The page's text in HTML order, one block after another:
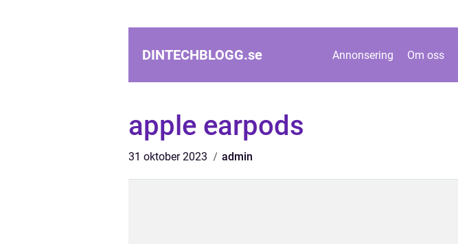
DINTECHBLOGG.se Annonsering Om oss
apple earpods
31 oktober 2023 admin